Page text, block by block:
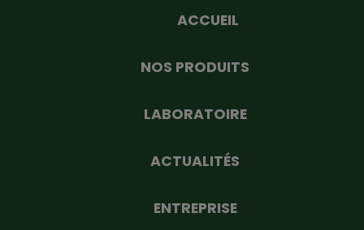
ACCUEIL
NOS PRODUITS
LABORATOIRE
ACTUALITÉS
ENTREPRISE